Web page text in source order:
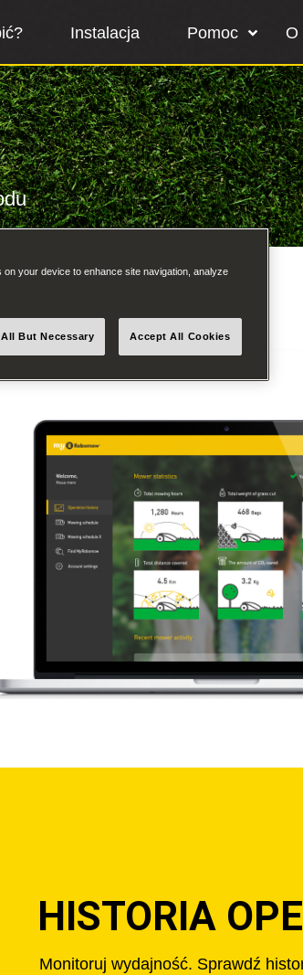
Instalacja Pomoc O
HISTORIA
Monitoruj wydajność. Sprawdź
your device to enhance site navigation, analyze
But Necessary Accept All Cookies